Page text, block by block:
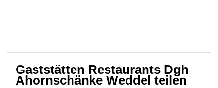
Gaststätten Restaurants Dgh
Ahornschänke Weddel teilen